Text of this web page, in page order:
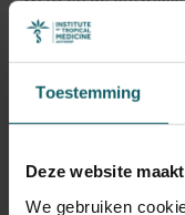
Toestemming
Deze website
We gebruiken
landen, een
resultaat was dat
inkomenslanden.
bleek als gevreesd,
van vaccindosissen